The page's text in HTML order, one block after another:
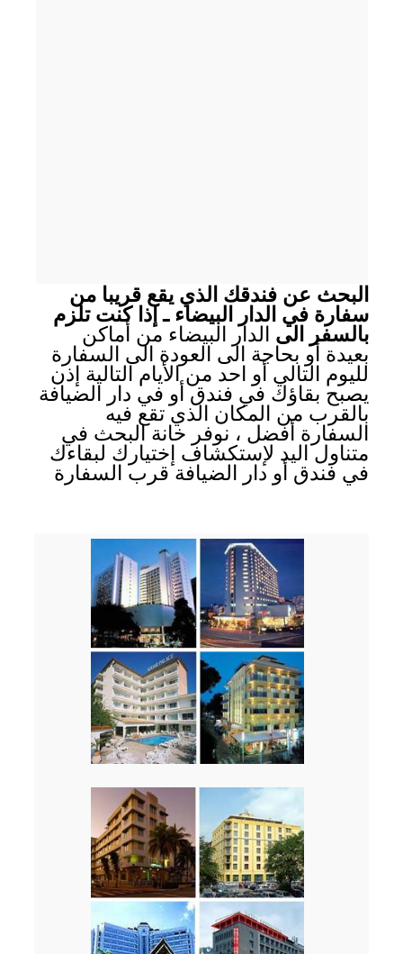
البحث عن فندقك الذي يقع قريبا من
سفارة في الدار البيضاء ـ إذا كنت تلزم
بالسفر الى الدار البيضاء من أماكن
بعيدة أو بحاجة الى العودة الى السفارة
لليوم التالي أو احد من الأيام التالية إذن
يصبح بقاؤك في فندق أو في دار الضيافة
بالقرب من المكان الذي تقع فيه
السفارة أفضل ، نوفر خانة البحث في
متناول اليد لإستكشاف إختيارك لبقاءك
في فندق أو دار الضيافة قرب السفارة